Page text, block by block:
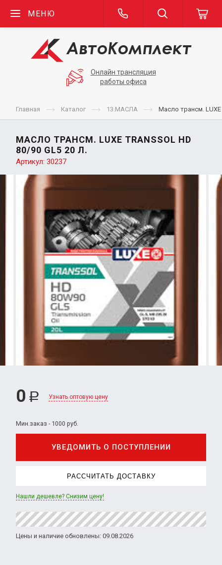
МЕНЮ
Онлайн трансляция
работы офиса
Главная Каталог 13.МАСЛА Масло трансм. LUXE
МАСЛО ТРАНСМ. LUXE TRANSSOL HD
80/90 GL5 20 Л.
Артикул: 30237
0 Р Узнать оптовую цену
Мин.заказ - 1000 руб.
УВЕДОМИТЬ О ПОСТУПЛЕНИИ
РАССЧИТАТЬ ДОСТАВКУ
Нашли дешевле? Снизим цену!
Цены и наличие обновлены: 09.08.2026